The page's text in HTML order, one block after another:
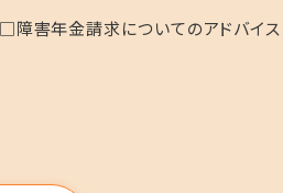
年金請求についてのアドバイス